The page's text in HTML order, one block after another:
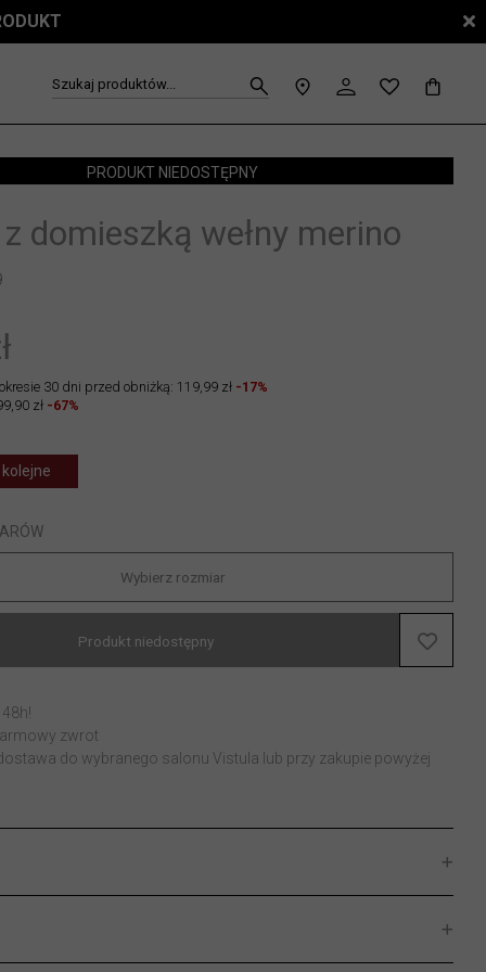
Szukaj produktów...
PRODUKT NIEDOSTĘPNY
domieszką wełny merino
30 dni przed obniżką: 119,99 zł -17%
zł -67%
Wybierz rozmiar
Produkt niedostępny
zwrot
do wybranego salonu Vistula lub przy zakupie powyżej